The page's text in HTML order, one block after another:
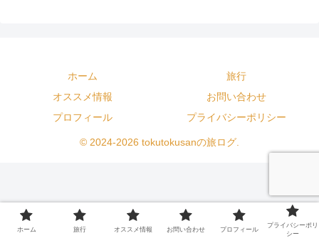
ホーム
旅行
オススメ情報
お問い合わせ
プロフィール
プライバシーポリシー
© 2024-2026 tokutokusanの旅ログ.
ホーム 旅行 オススメ情報 お問い合わせ プロフィール
プライバシーポリ
シー